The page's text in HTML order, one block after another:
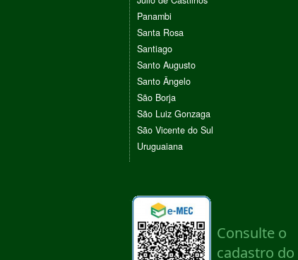
Panambi
Santa Rosa
Santiago
Santo Augusto
Santo Ângelo
São Borja
São Luiz Gonzaga
São Vicente do Sul
Uruguaiana